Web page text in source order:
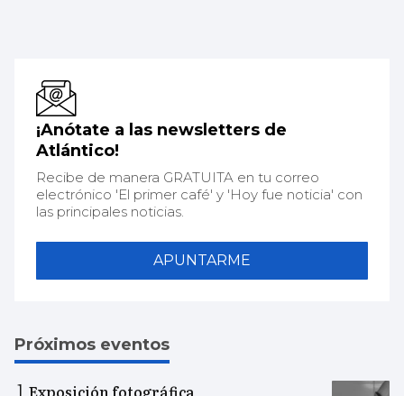
¡Anótate a las newsletters de
Atlántico!
Recibe de manera GRATUITA en tu correo
electrónico 'El primer café' y 'Hoy fue noticia' con
las principales noticias.
APUNTARME
Próximos eventos